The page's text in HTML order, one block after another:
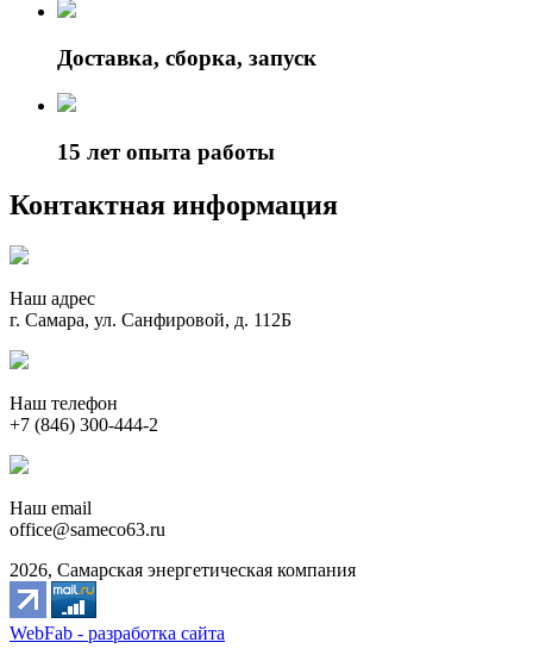
Доставка, сборка, запуск
15 лет опыта работы
Контактная информация
Наш адрес
г. Самара, ул. Санфировой, д. 112Б
Наш телефон
+7 (846) 300-444-2
Наш email
office@sameco63.ru
2026, Самарская энергетическая компания
WebFab - разработка сайта